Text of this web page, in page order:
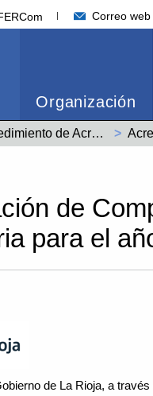
Correo web
Organización
Procedimiento de Acreditación de Competencias Profesionales
de
para el
de La Rioja, a